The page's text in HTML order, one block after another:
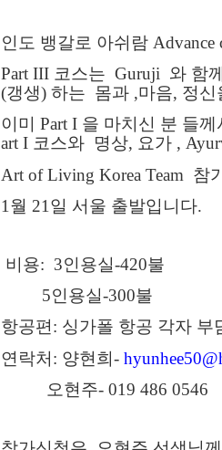
인도 뱅갈로 아쉬람 Advance
Part III 코스는 Guruji 와 함
(갱생) 하는 몸과 ,마음, 정신
이미
Part I 을 마치신 분 들
art I 코스와 명상, 요가 ,
Art of Living Korea Team 참
1 월 21 일 서울 출발입니다.
비용: 3인용실-420불
5인용실-300불
항공편: 싱가폴 항공 각자 부
연락처: 양현희-
오현주- 019 486 0546